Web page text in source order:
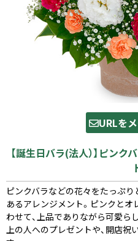
URLを
【誕生日バラ(法人）】ピン
ピンクバラなどの花々をたっぷ
あるアレンジメント。ピンクと
わせて、上品でありながら可愛ら
上の人へのプレゼントや、開店祝